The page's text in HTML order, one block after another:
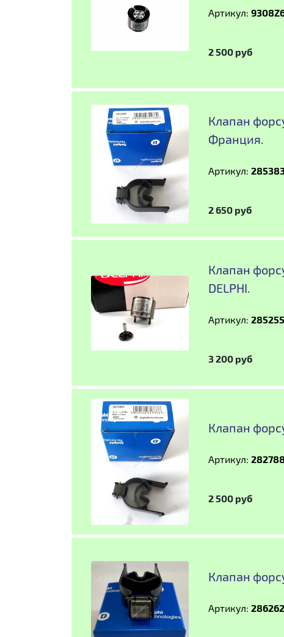
Артикул:
2 500 руб
Клапан
Франция.
Артикул:
2 650 руб
Клапан
DELPHI.
Артикул:
3 200 руб
Клапан
Артикул:
2 500 руб
Клапан
Артикул: